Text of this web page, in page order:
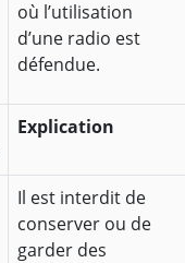
où l’utilisation
d’une radio est
défendue.
Explication
Il est interdit de
conserver ou de
garder des